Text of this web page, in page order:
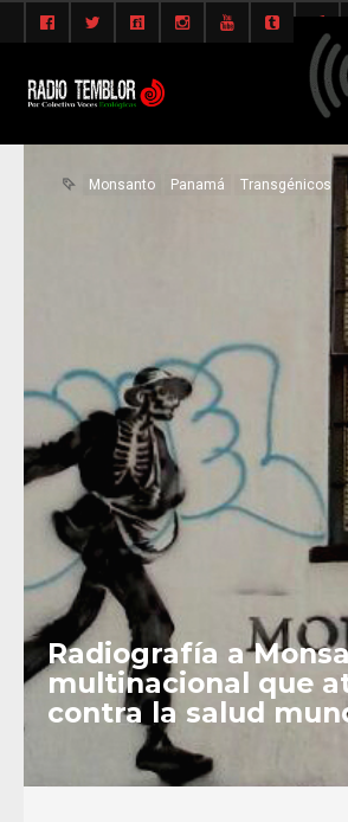
Monsanto Panamá Transgénicos
Radiografía a
multinacional que
contra la salud